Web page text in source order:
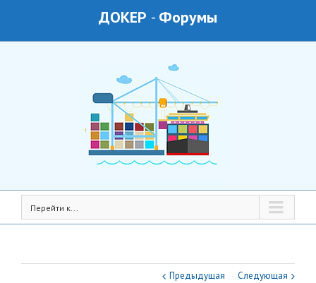
ДОКЕР - Форумы
Перейти к...
Предыдущая Следующая